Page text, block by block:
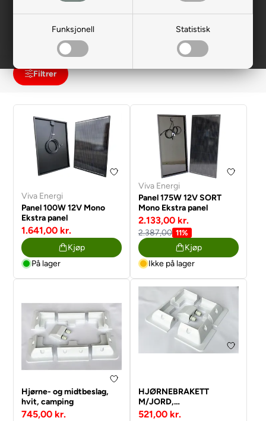
Funksjonell Statistisk
paneler, hvis du for eksempel har to mindre flater med plass,
foran og bak et takvindu eller lignende.
Filtrer
Viva Energi
Panel 100W 12V Mono
Ekstra panel
1.641,00 kr.
Kjøp
På lager
Viva Energi
Panel 175W 12V SORT
Mono Ekstra panel
2.133,00 kr.
2.387,00 11%
Kjøp
Ikke på lager
Hjørne- og midtbeslag,
hvit, camping
745,00 kr.
HJØRNEBRAKETT
M/JORD,
CAMPING/FLATT TAK
521,00 kr.